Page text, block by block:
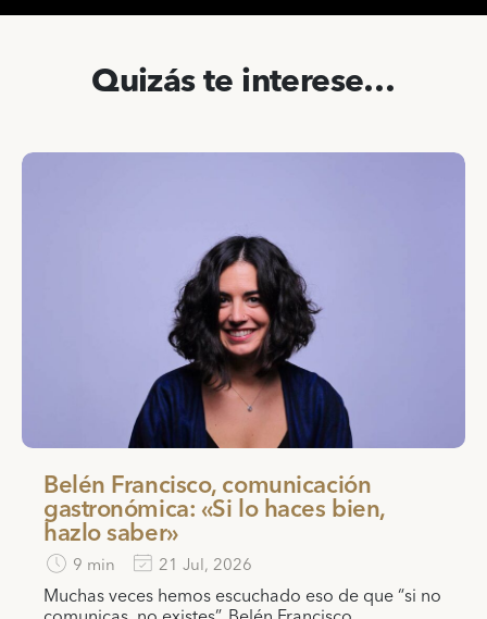
Quizás te interese…
Belén Francisco, comunicación
gastronómica: «Si lo haces bien,
hazlo saber»
9 min 21 Jul, 2026
Muchas veces hemos escuchado eso de que “si no